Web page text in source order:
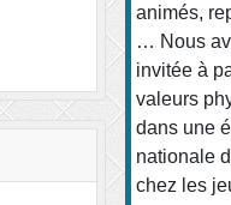
animés,
… Nous
invitée à
valeurs
dans une
nationale
chez les